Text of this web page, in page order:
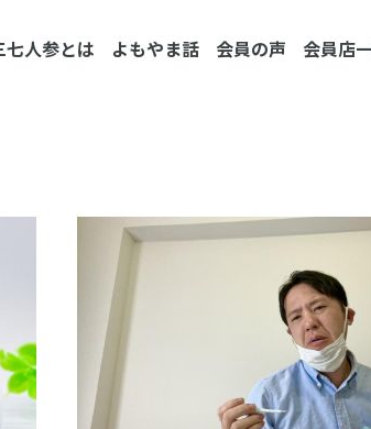
七人参とは よもやま話 会員の声 会員店